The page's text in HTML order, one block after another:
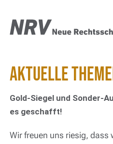
NRV
Aktuelle
Gold-Siegel und Sonder-
es geschafft!
Wir freuen uns riesig, dass